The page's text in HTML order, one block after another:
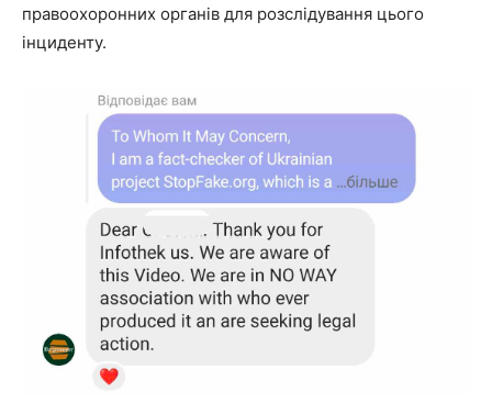
правоохоронних органів для розслідування цього
інциденту.